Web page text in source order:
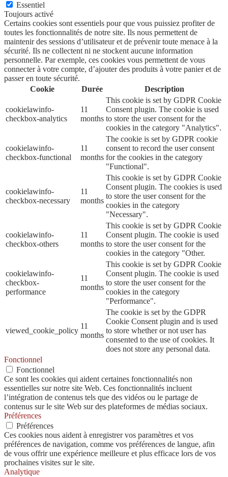
Essentiel
Toujours activé
Certains cookies sont essentiels pour que vous puissiez profiter de
toutes les fonctionnalités de notre site. Ils nous permettent de
maintenir des sessions d’utilisateur et de prévenir toute menace à la
sécurité. Ils ne collectent ni ne stockent aucune information
personnelle. Par exemple, ces cookies vous permettent de vous
connecter à votre compte, d’ajouter des produits à votre panier et de
passer en toute sécurité.
Cookie
Durée Description
cookielawinfo-
checkbox-analytics
11
months
This cookie is set by GDPR Cookie
Consent plugin. The cookie is used
to store the user consent for the
cookies in the category "Analytics".
cookielawinfo-
checkbox-functional
11
months
The cookie is set by GDPR cookie
consent to record the user consent
for the cookies in the category
"Functional".
cookielawinfo-
checkbox-necessary
11
months
This cookie is set by GDPR Cookie
Consent plugin. The cookies is used
to store the user consent for the
cookies in the category
"Necessary".
cookielawinfo-
checkbox-others
11
months
This cookie is set by GDPR Cookie
Consent plugin. The cookie is used
to store the user consent for the
cookies in the category "Other.
cookielawinfo-
checkbox-
performance
11
months
This cookie is set by GDPR Cookie
Consent plugin. The cookie is used
to store the user consent for the
cookies in the category
"Performance".
viewed_cookie_policy
11
months
The cookie is set by the GDPR
Cookie Consent plugin and is used
to store whether or not user has
consented to the use of cookies. It
does not store any personal data.
Fonctionnel
Fonctionnel
Ce sont les cookies qui aident certaines fonctionnalités non
essentielles sur notre site Web. Ces fonctionnalités incluent
l’intégration de contenus tels que des vidéos ou le partage de
contenus sur le site Web sur des plateformes de médias sociaux.
Préférences
Préférences
Ces cookies nous aident à enregistrer vos paramètres et vos
préférences de navigation, comme vos préférences de langue, afin
de vous offrir une expérience meilleure et plus efficace lors de vos
prochaines visites sur le site.
Analytique